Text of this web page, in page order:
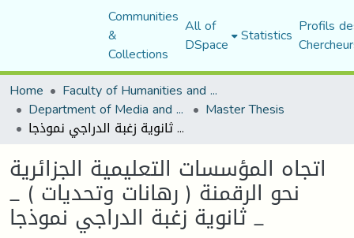
Communities
&
Collections
All of
DSpace Statistics Profils
Home
Faculty of Humanities and Social Sciences
Department of Media and Communication Studies Master Thesis
اتجاه المؤسسات التعليمية الجزائرية نحو الرقمنة ( رهانات وتحديات ) _ ثانوية زغبة الدراجي نموذجا _
اتجاه المؤسسات التعليمية الجزائرية
نحو الرقمنة ( رهانات وتحديات ) _
ثانوية زغبة الدراجي نموذجا _